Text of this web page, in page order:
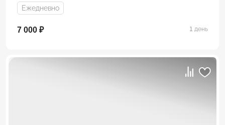
Ежедневно
7 000 ₽ 1 день